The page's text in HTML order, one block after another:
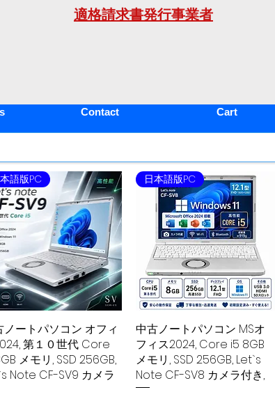
適格請求書発行事業者
年
Contact Cart
Quick View
語版PC
ノートパソコン オフィ
第１０世代 Core
メモリ, SSD 256GB,
Note CF-SV9 カメラ
Quick View
日本語版PC
中古ノートパソコン MSオ
フィス2024, Core i5 8GB
メモリ, SSD 256GB, Let`s
Note CF-SV8 カメラ付き,